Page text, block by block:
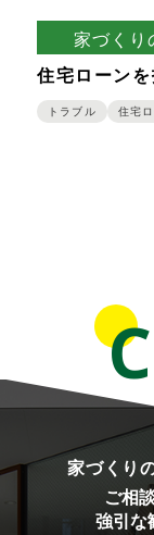
家づくり
住宅ローン
えなくなっ
トラブル 住宅
家づくり
ご相
強引な